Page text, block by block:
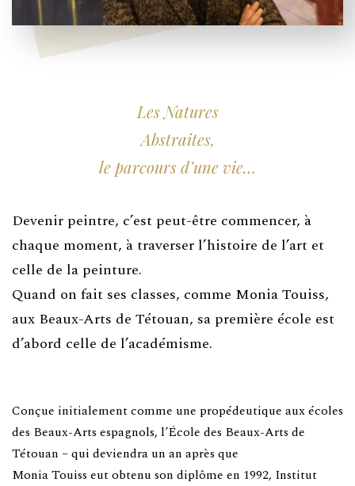
Les Natures
Abstraites,
le parcours d’une vie…
Devenir peintre, c’est peut-être commencer, à
chaque moment, à traverser l’histoire de l’art et
celle de la peinture.
Quand on fait ses classes, comme Monia Touiss,
aux Beaux-Arts de Tétouan, sa première école est
d’abord celle de l’académisme.
Conçue initialement comme une propédeutique aux écoles
des Beaux-Arts espagnols, l’École des Beaux-Arts de
Tétouan – qui deviendra un an après que
Monia Touiss eut obtenu son diplôme en 1992, Institut